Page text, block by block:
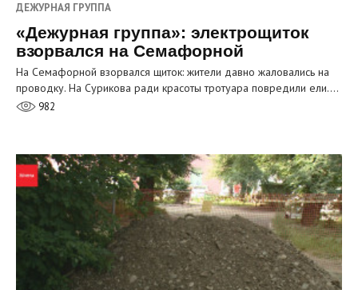
ДЕЖУРНАЯ ГРУППА
«Дежурная группа»: электрощиток
взорвался на Семафорной
На Семафорной взорвался щиток: жители давно жаловались на
проводку. На Сурикова ради красоты тротуара повредили ели.…
982